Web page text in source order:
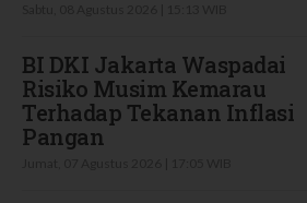
BI DKI Jakarta Waspadai
Risiko Musim Kemarau
Terhadap Tekanan Inflasi
Pangan